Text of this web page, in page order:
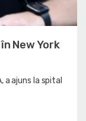
New York
a ajuns la spital